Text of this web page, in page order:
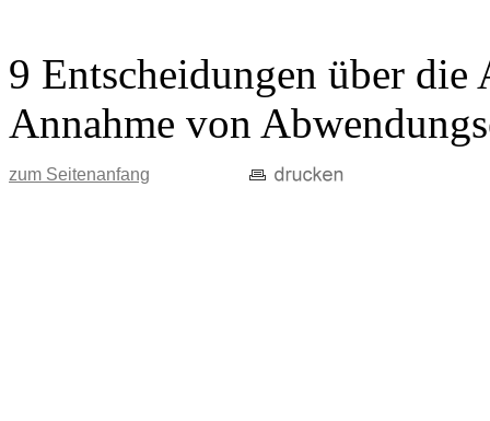
9 Entscheidungen über
Annahme von
zum Seitenanfang